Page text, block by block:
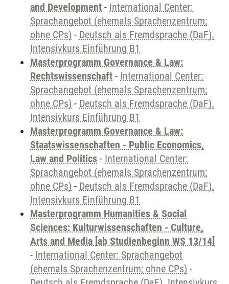
and Development - International Center:
Sprachangebot (ehemals Sprachenzentrum;
ohne CPs) - Deutsch als Fremdsprache (DaF).
Intensivkurs Einführung B1
Masterprogramm Governance & Law:
Rechtswissenschaft - International Center:
Sprachangebot (ehemals Sprachenzentrum;
ohne CPs) - Deutsch als Fremdsprache (DaF).
Intensivkurs Einführung B1
Masterprogramm Governance & Law:
Staatswissenschaften - Public Economics,
Law and Politics - International Center:
Sprachangebot (ehemals Sprachenzentrum;
ohne CPs) - Deutsch als Fremdsprache (DaF).
Intensivkurs Einführung B1
Masterprogramm Humanities & Social
Sciences: Kulturwissenschaften - Culture,
Arts and Media [ab Studienbeginn WS 13/14]
- International Center: Sprachangebot
(ehemals Sprachenzentrum; ohne CPs) -